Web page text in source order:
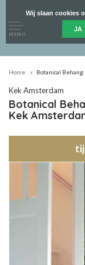
MENU
Home Botanical
Kek Amsterdam
Botanical
Kek
Wij slaan cookies
JA